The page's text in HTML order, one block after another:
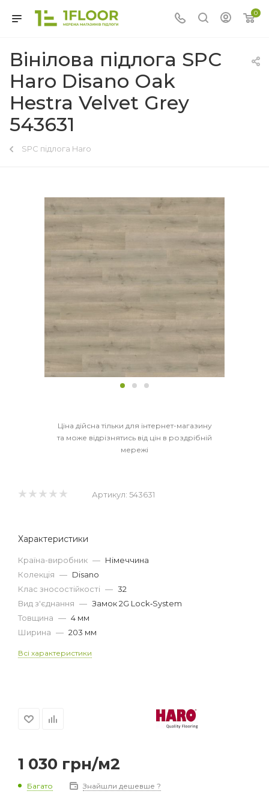
0
Вінілова підлога SPC
Haro Disano Oak
Hestra Velvet Grey
543631
SPC підлога Haro
Ціна дійсна тільки для інтернет-магазину
та може відрізнятись від цін в роздрібній
мережі
Артикул: 543631
Характеристики
Країна-виробник — Німеччина
Колекція — Disano
Клас зносостійкості — 32
Вид з'єднання — Замок 2G Lock‐System
Товщина — 4 мм
Ширина — 203 мм
Всі характеристики
1 030 грн/м2
Багато Знайшли дешевше ?